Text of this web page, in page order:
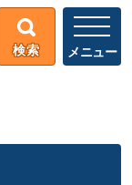
検索 メニュー